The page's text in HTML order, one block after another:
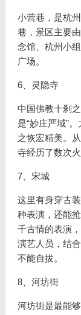
小营巷，是杭
巷，景区主要
念馆、杭州小
广场。
6、灵隐寺
中国佛教十刹
是“妙庄严域”
之恢宏精美。
寺经历了数次
7、宋城
这里有身穿古
种表演，还能
千古情的表演
演艺人员，结
不能自拔。
8、河坊街
河坊街是最能